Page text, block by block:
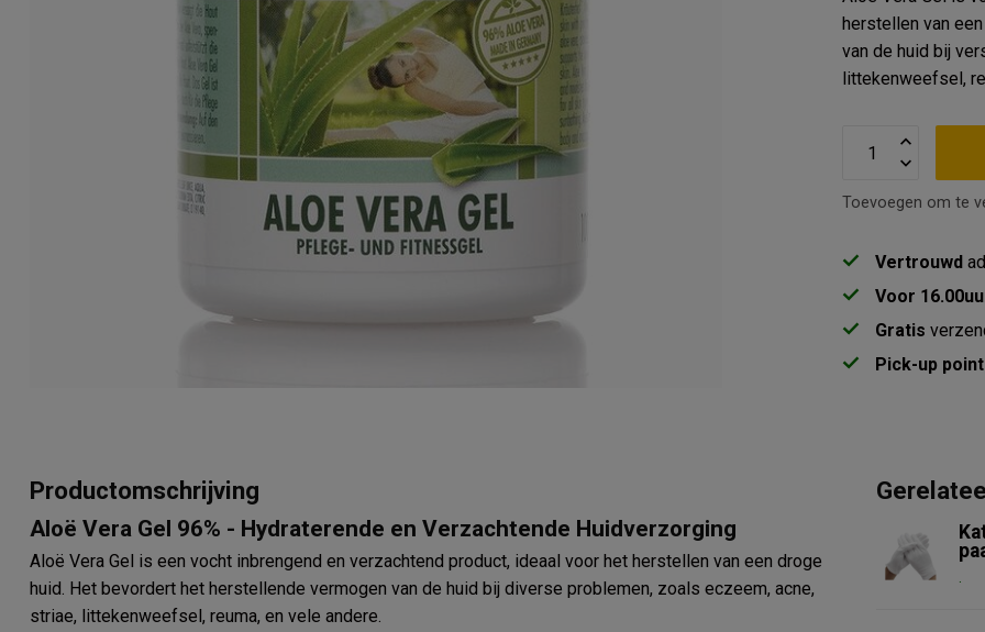
herstellen van
van de huid bij
littekenweefsel,
Toevoegen om te
Vertrouwd
Voor
Gratis
Pick-up point
Productomschrijving
Aloë Vera Gel 96% - Hydraterende en Verzachtende Huidverzorging
Aloë Vera Gel is een vocht inbrengend en verzachtend product, ideaal voor het herstellen van een droge
huid. Het bevordert het herstellende vermogen van de huid bij diverse problemen, zoals eczeem, acne,
striae, littekenweefsel, reuma, en vele andere.
.